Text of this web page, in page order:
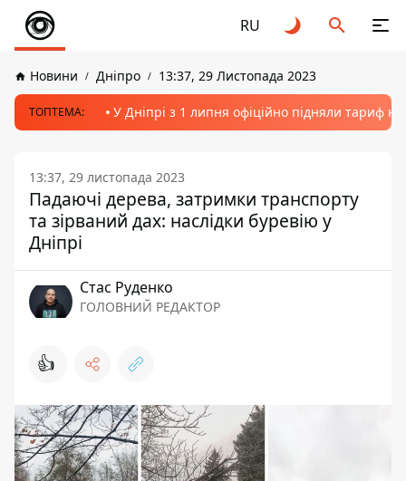
RU
Новини Дніпро 13:37, 29 Листопада 2023
ТОПТЕМА: У Дніпрі з 1 липня офіційно підняли тариф
13:37, 29 листопада 2023
Падаючі дерева, затримки транспорту
та зірваний дах: наслідки буревію у
Дніпрі
Стас Руденко
ГОЛОВНИЙ РЕДАКТОР
👍